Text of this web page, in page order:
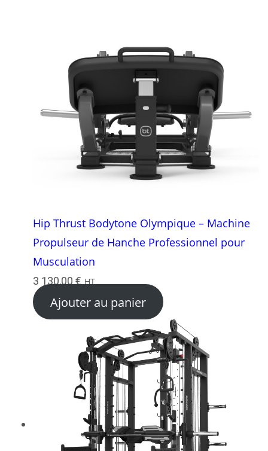
Hip Thrust Bodytone Olympique – Machine
Propulseur de Hanche Professionnel pour
Musculation
3 130,00 € HT
Ajouter au panier